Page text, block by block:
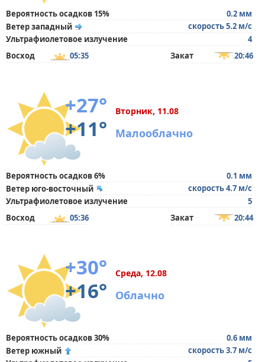
Вероятность осадков 15%
0.2 мм
Ветер западный
скорость 5.2 м/с
Ультрафиолетовое излучение
4
Восход
05:35 Закат 20:46
+27°
+11°
Вторник, 11.08
Малооблачно
Вероятность осадков 6%
0.1 мм
Ветер юго-восточный
скорость 4.7 м/с
Ультрафиолетовое излучение
5
Восход
05:36 Закат 20:44
+30°
+16°
Среда, 12.08
Облачно
Вероятность осадков 30%
0.6 мм
Ветер южный
скорость 3.7 м/с